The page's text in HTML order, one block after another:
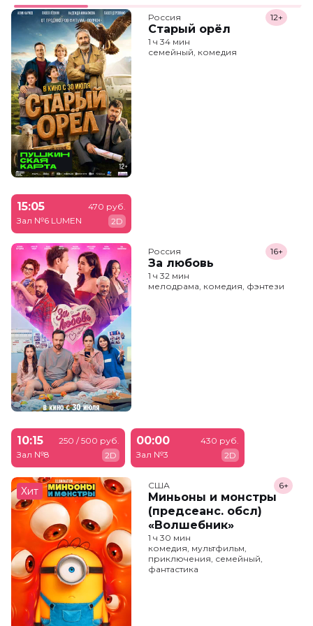
Россия
Старый орёл
12+
1 ч 34 мин
семейный, комедия
15:05
Зал №6 LUMEN
470 руб.
2D
Россия
За любовь
16+
1 ч 32 мин
мелодрама, комедия, фэнтези
10:15
Зал №8
250 / 500 руб.
2D
00:00
Зал №3
430 руб.
2D
Хит США
Миньоны и монстры
(предсеанс. обсл)
«Волшебник»
6+
1 ч 30 мин
комедия, мультфильм,
приключения, семейный,
фантастика